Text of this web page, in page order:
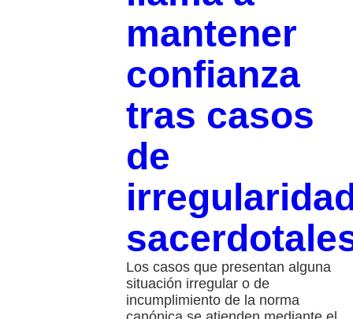
mantener
confianza
tras casos
de
Los casos que presentan alguna
situación irregular o de
incumplimiento de la norma